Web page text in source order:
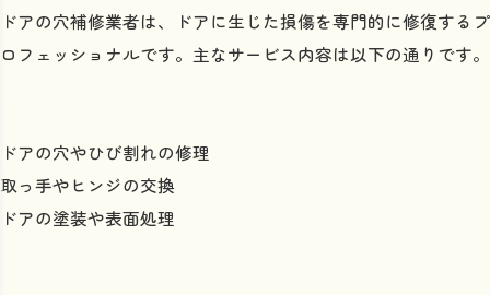
ドアの穴補修業者は、ドアに生じた損傷を専門的に修復するプ
ロフェッショナルです。主なサービス内容は以下の通りです。
ドアの穴やひび割れの修理
取っ手やヒンジの交換
ドアの塗装や表面処理